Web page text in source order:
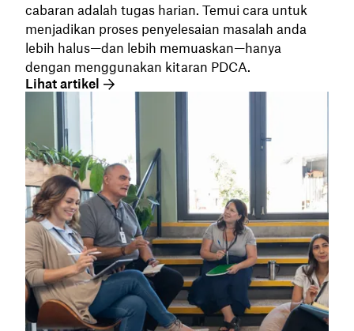
cabaran adalah tugas harian. Temui cara untuk
menjadikan proses penyelesaian masalah anda
lebih halus—dan lebih memuaskan—hanya
dengan menggunakan kitaran PDCA.
Lihat artikel